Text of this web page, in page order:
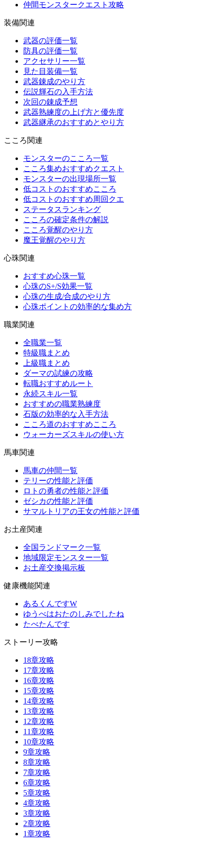
仲間モンスタークエスト攻略
装備関連
武器の評価一覧
防具の評価一覧
アクセサリー一覧
見た目装備一覧
武器錬成のやり方
伝説輝石の入手方法
次回の錬成予想
武器熟練度の上げ方と優先度
武器継承のおすすめとやり方
こころ関連
モンスターのこころ一覧
こころ集めおすすめクエスト
モンスターの出現場所一覧
低コストのおすすめこころ
低コストのおすすめ周回クエ
ステータスランキング
こころの確定条件の解説
こころ覚醒のやり方
魔王覚醒のやり方
心珠関連
おすすめ心珠一覧
心珠のS+/S効果一覧
心珠の生成/合成のやり方
心珠ポイントの効率的な集め方
職業関連
全職業一覧
特級職まとめ
上級職まとめ
ダーマの試練の攻略
転職おすすめルート
永続スキル一覧
おすすめの職業熟練度
石版の効率的な入手方法
こころ道のおすすめこころ
ウォーカーズスキルの使い方
馬車関連
馬車の仲間一覧
テリーの性能と評価
ロトの勇者の性能と評価
ゼシカの性能と評価
サマルトリアの王女の性能と評価
お土産関連
全国ランドマーク一覧
地域限定モンスター一覧
お土産交換掲示板
健康機能関連
あるくんですW
ゆうべはおたのしみでしたね
たべたんです
ストーリー攻略
18章攻略
17章攻略
16章攻略
15章攻略
14章攻略
13章攻略
12章攻略
11章攻略
10章攻略
9章攻略
8章攻略
7章攻略
6章攻略
5章攻略
4章攻略
3章攻略
2章攻略
1章攻略